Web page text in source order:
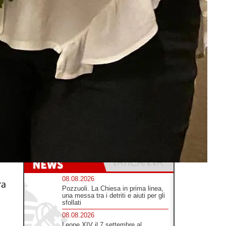
08.08.2026
Pozzuoli. La Chiesa in prima linea,
una messa tra i detriti e aiuti per gli
sfollati
08.08.2026